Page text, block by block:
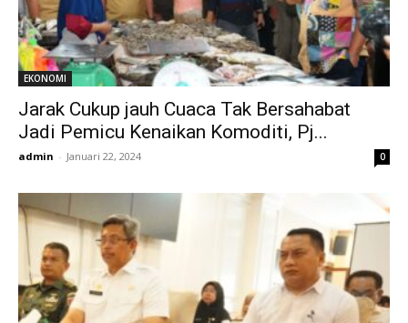
EKONOMI
Jarak Cukup jauh Cuaca Tak Bersahabat
Jadi Pemicu Kenaikan Komoditi, Pj...
admin - Januari 22, 2024 0